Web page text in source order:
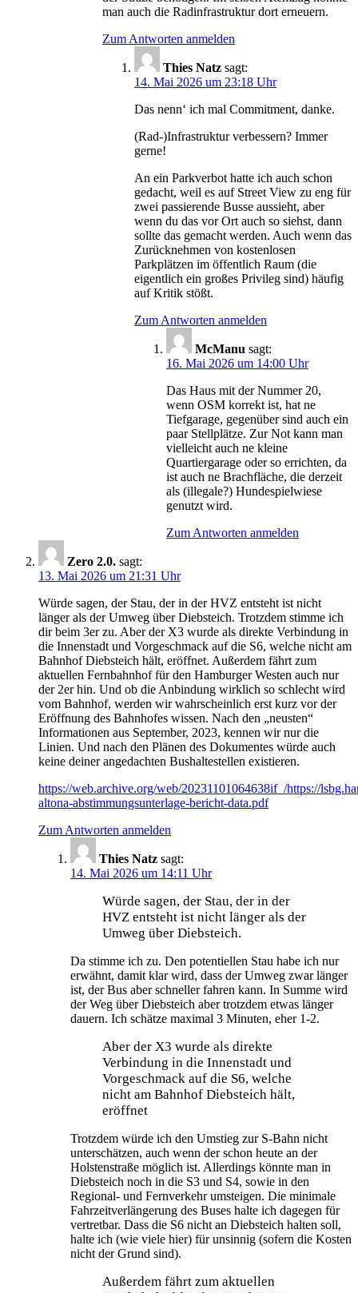
man auch die Radinfrastruktur dort erneuern.
Zum Antworten anmelden
Thies Natz sagt:
14. Mai 2026 um 23:18 Uhr
Das nenn‘ ich mal Commitment, danke.
(Rad-)Infrastruktur verbessern? Immer
gerne!
An ein Parkverbot hatte ich auch schon
gedacht, weil es auf Street View zu eng für
zwei passierende Busse aussieht, aber
wenn du das vor Ort auch so siehst, dann
sollte das gemacht werden. Auch wenn das
Zurücknehmen von kostenlosen
Parkplätzen im öffentlich Raum (die
eigentlich ein großes Privileg sind) häufig
auf Kritik stößt.
Zum Antworten anmelden
McManu sagt:
16. Mai 2026 um 14:00 Uhr
Das Haus mit der Nummer 20,
wenn OSM korrekt ist, hat ne
Tiefgarage, gegenüber sind auch ein
paar Stellplätze. Zur Not kann man
vielleicht auch ne kleine
Quartiergarage oder so errichten, da
ist auch ne Brachfläche, die derzeit
als (illegale?) Hundespielwiese
genutzt wird.
Zum Antworten anmelden
Zero 2.0. sagt:
13. Mai 2026 um 21:31 Uhr
Würde sagen, der Stau, der in der HVZ entsteht ist nicht
länger als der Umweg über Diebsteich. Trotzdem stimme ich
dir beim 3er zu. Aber der X3 wurde als direkte Verbindung in
die Innenstadt und Vorgeschmack auf die S6, welche nicht am
Bahnhof Diebsteich hält, eröffnet. Außerdem fährt zum
aktuellen Fernbahnhof für den Hamburger Westen auch nur
der 2er hin. Und ob die Anbindung wirklich so schlecht wird
vom Bahnhof, werden wir wahrscheinlich erst kurz vor der
Eröffnung des Bahnhofes wissen. Nach den „neusten“
Informationen aus September, 2023, kennen wir nur die
Linien. Und nach den Plänen des Dokumentes würde auch
keine deiner angedachten Bushaltestellen existieren.
https://web.archive.org/web/20231101064638if_/https://
altona-abstimmungsunterlage-bericht-data.pdf
Zum Antworten anmelden
Thies Natz sagt:
14. Mai 2026 um 14:11 Uhr
Würde sagen, der Stau, der in der
HVZ entsteht ist nicht länger als der
Umweg über Diebsteich.
Da stimme ich zu. Den potentiellen Stau habe ich nur
erwähnt, damit klar wird, dass der Umweg zwar länger
ist, der Bus aber schneller fahren kann. In Summe wird
der Weg über Diebsteich aber trotzdem etwas länger
dauern. Ich schätze maximal 3 Minuten, eher 1-2.
Aber der X3 wurde als direkte
Verbindung in die Innenstadt und
Vorgeschmack auf die S6, welche
nicht am Bahnhof Diebsteich hält,
eröffnet
Trotzdem würde ich den Umstieg zur S-Bahn nicht
unterschätzen, auch wenn der schon heute an der
Holstenstraße möglich ist. Allerdings könnte man in
Diebsteich noch in die S3 und S4, sowie in den
Regional- und Fernverkehr umsteigen. Die minimale
Fahrzeitverlängerung des Buses halte ich dagegen für
vertretbar. Dass die S6 nicht an Diebsteich halten soll,
halte ich (wie viele hier) für unsinnig (sofern die Kosten
nicht der Grund sind).
Außerdem fährt zum aktuellen